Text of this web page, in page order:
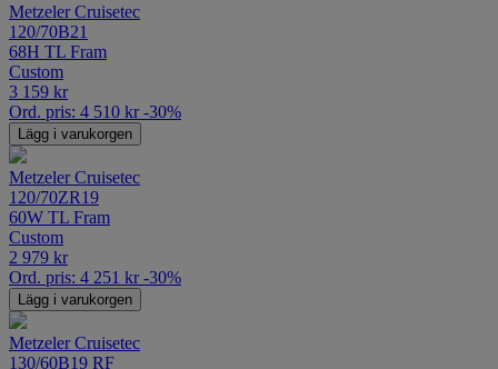
Metzeler Cruisetec
120/70B21
68H TL Fram
Custom
3 159 kr
Ord. pris: 4 510 kr -30%
Lägg i varukorgen
Metzeler Cruisetec
120/70ZR19
60W TL Fram
Custom
2 979 kr
Ord. pris: 4 251 kr -30%
Lägg i varukorgen
Metzeler Cruisetec
130/60B19 RF